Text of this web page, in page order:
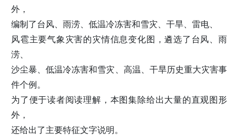
外，
编制了台风、雨涝、低温冷冻害和雪灾、干旱、雷电、
风雹主要气象灾害的灾情信息变化图，遴选了台风、雨
涝、
沙尘暴、低温冷冻害和雪灾、高温、干旱历史重大灾害事
件个例。
为了便于读者阅读理解，本图集除给出大量的直观图形
外，
还给出了主要特征文字说明。